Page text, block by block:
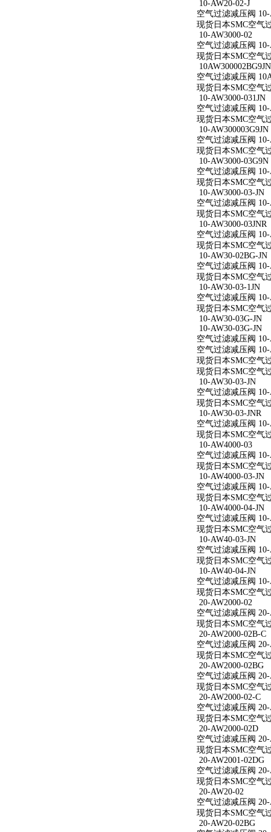
10-AW20-02-J
空气过滤减压阀 10-
现货日本SMC空气
10-AW3000-02
空气过滤减压阀 10-
现货日本SMC空气
10AW300002BG9JN
空气过滤减压阀
现货日本SMC空气
10-AW3000-031JN
空气过滤减压阀 10-
现货日本SMC空气
10-AW300003G9JN
空气过滤减压阀 10-
现货日本SMC空气
10-AW3000-03G9N
空气过滤减压阀 10-
现货日本SMC空气
10-AW3000-03-JN
空气过滤减压阀 10-
现货日本SMC空气
10-AW3000-03JNR
空气过滤减压阀 10-
现货日本SMC空气
10-AW30-02BG-JN
空气过滤减压阀 10-
现货日本SMC空气
10-AW30-03-1JN
空气过滤减压阀 10-
现货日本SMC空气
10-AW30-03G-JN
10-AW30-03G-JN
空气过滤减压阀 10-
空气过滤减压阀 10-
现货日本SMC空气
现货日本SMC空气
10-AW30-03-JN
空气过滤减压阀 10-
现货日本SMC空气
10-AW30-03-JNR
空气过滤减压阀 10-
现货日本SMC空气
10-AW4000-03
空气过滤减压阀 10-
现货日本SMC空气
10-AW4000-03-JN
空气过滤减压阀 10-
现货日本SMC空气
10-AW4000-04-JN
空气过滤减压阀 10-
现货日本SMC空气
10-AW40-03-JN
空气过滤减压阀 10-
现货日本SMC空气
10-AW40-04-JN
空气过滤减压阀 10-
现货日本SMC空气
20-AW2000-02
空气过滤减压阀 20-
现货日本SMC空气
20-AW2000-02B-C
空气过滤减压阀 20-
现货日本SMC空气
20-AW2000-02BG
空气过滤减压阀 20-
现货日本SMC空气
20-AW2000-02-C
空气过滤减压阀 20-
现货日本SMC空气
20-AW2000-02D
空气过滤减压阀 20-
现货日本SMC空气
20-AW2001-02DG
空气过滤减压阀 20-
现货日本SMC空气
20-AW20-02
空气过滤减压阀 20-
现货日本SMC空气
20-AW20-02BG